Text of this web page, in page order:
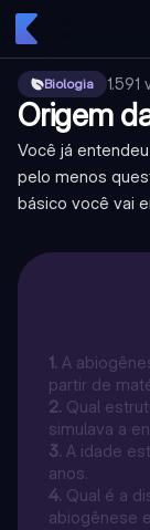
Biologia 1.591
Origem
Você já
pelo menos
básico você vai
1. A
partir de
restos de
2. Qual
simulava a
moléculas
3. A idade
anos.
4. Qual é a
abiogênese